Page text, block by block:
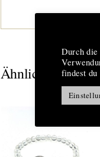
Ähnliche
Durch die
findest du